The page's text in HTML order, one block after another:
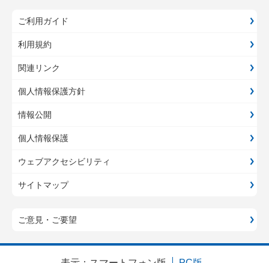
ご利用ガイド
利用規約
関連リンク
個人情報保護方針
情報公開
個人情報保護
ウェブアクセシビリティ
サイトマップ
ご意見・ご要望